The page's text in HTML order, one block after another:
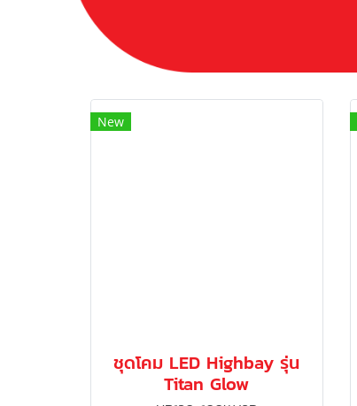
New
ชุดโคม LED Highbay รุ่น
Titan Glow